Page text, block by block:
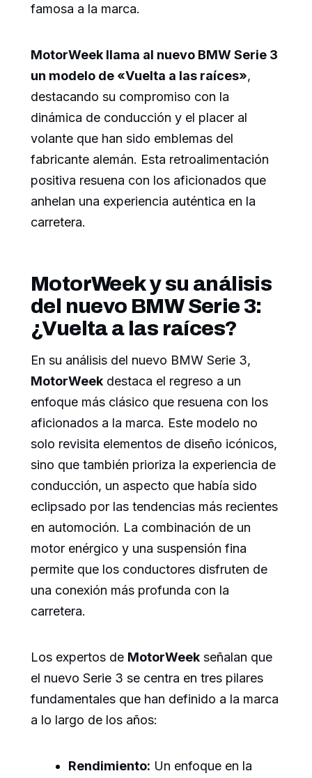
famosa a la marca.
MotorWeek llama al nuevo BMW Serie 3
un modelo de «Vuelta a las raíces»,
destacando su compromiso con la
dinámica de conducción y el placer al
volante que han sido emblemas del
fabricante alemán. Esta retroalimentación
positiva resuena con los aficionados que
anhelan una experiencia auténtica en la
carretera.
MotorWeek y su análisis
del nuevo BMW Serie 3:
¿Vuelta a las raíces?
En su análisis del nuevo BMW Serie 3,
MotorWeek destaca el regreso a un
enfoque más clásico que resuena con los
aficionados a la marca. Este modelo no
solo revisita elementos de diseño icónicos,
sino que también prioriza la experiencia de
conducción, un aspecto que había sido
eclipsado por las tendencias más recientes
en automoción. La combinación de un
motor enérgico y una suspensión fina
permite que los conductores disfruten de
una conexión más profunda con la
carretera.
Los expertos de MotorWeek señalan que
el nuevo Serie 3 se centra en tres pilares
fundamentales que han definido a la marca
a lo largo de los años:
Rendimiento: Un enfoque en la